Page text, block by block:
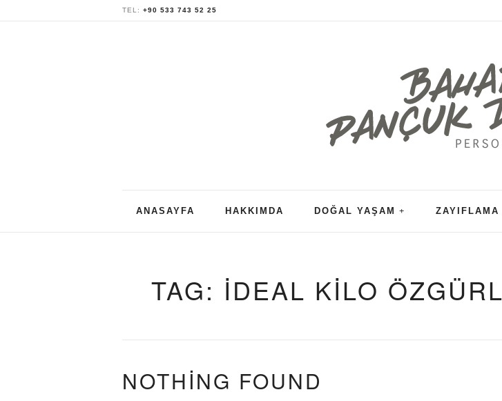
TEL: +90 533 743 52 25
ANASAYFA HAKKIMDA DOĞAL YAŞAM ZAYIFLAMA
TAG: IDEAL KILO
NOTHING FOUND